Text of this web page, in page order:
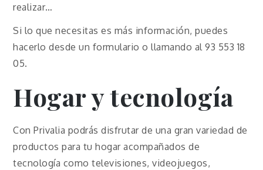
realizar…
Si lo que necesitas es más información, puedes
hacerlo desde un formulario o llamando al 93 553 18
05.
Hogar y tecnología
Con Privalia podrás disfrutar de una gran variedad de
productos para tu hogar acompañados de
tecnología como televisiones, videojuegos,